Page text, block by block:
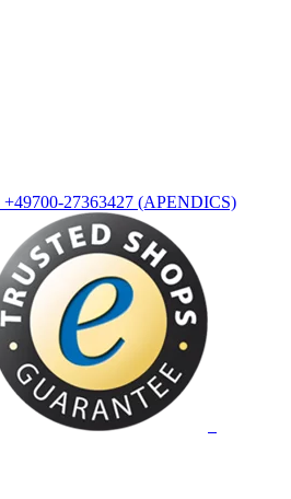
+49700-27363427 (APENDICS)